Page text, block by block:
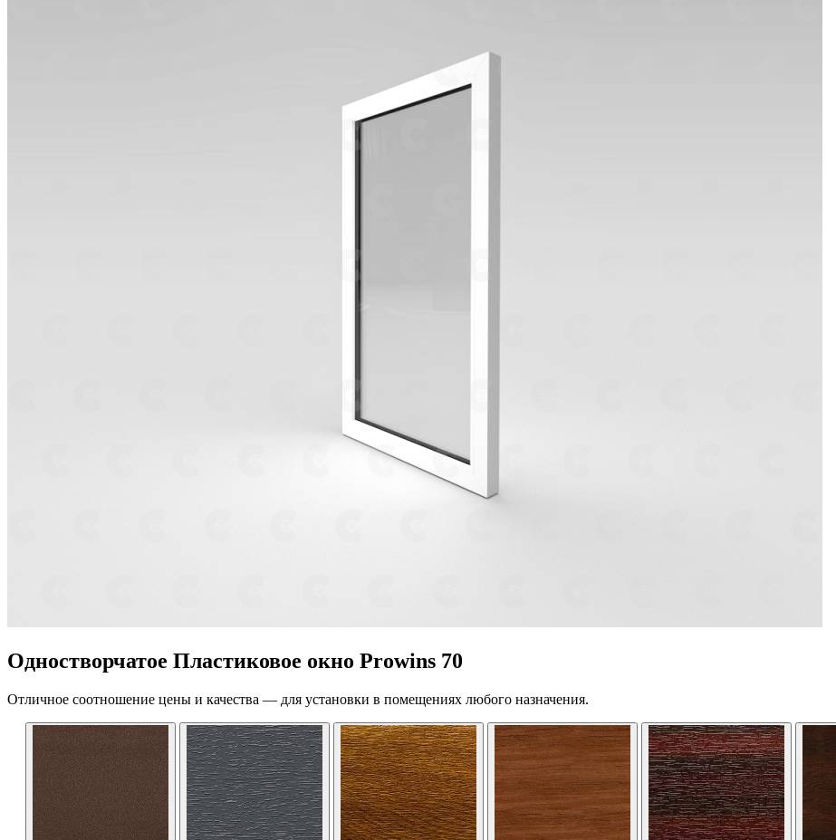
Одностворчатое Пластиковое окно Prowins 70
Отличное соотношение цены и качества — для установки в помещениях любого назначения.